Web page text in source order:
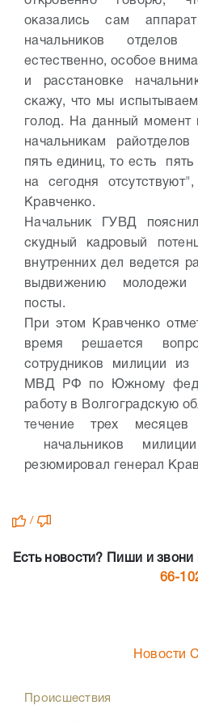
оказались сам
начальников отделов
естественно, особое
и расстановке
скажу, что мы
голод. На данный момент
начальникам
пять единиц, то есть
на сегодня
Кравченко.
Начальник ГУВД
скудный кадровый
внутренних дел ведется
выдвижению молодежи
посты.
При этом Кравченко
время решается
сотрудников милиции из
МВД РФ по Южному
работу в Волгоградскую
течение трех
начальников
резюмировал генерал
/
Есть новости? Пиши и
66-
Новости
Происшествия